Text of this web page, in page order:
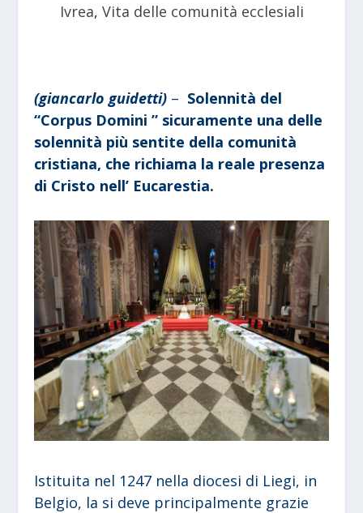
Ivrea, Vita delle comunità ecclesiali
(giancarlo guidetti) – Solennità del
“Corpus Domini ” sicuramente una delle
solennità più sentite della comunità
cristiana, che richiama la reale presenza
di Cristo nell’ Eucarestia.
Istituita nel 1247 nella diocesi di Liegi, in
Belgio, la si deve principalmente grazie